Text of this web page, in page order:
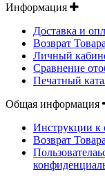
Информация
Доставка и
Возврат Товара
Личный
Сравнение
Печатный
Общая информация
Инструкции к
Возврат Товара